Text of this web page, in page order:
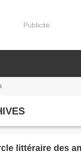
Publicité
littéraire des